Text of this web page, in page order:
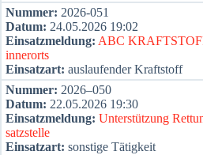
Num­mer: 2026-051
Datum: 24.05.2026 19:02
Ein­satz­mel­dung: ABC
inner­orts
Ein­satz­art: aus­lau­fen­der Kraft­stoff
Num­mer: 2026–050
Datum: 22.05.2026 19:30
Ein­satz­mel­dung: Unter­stüt­zung
satz­stel­le
Ein­satz­art: sons­ti­ge Tätig­keit